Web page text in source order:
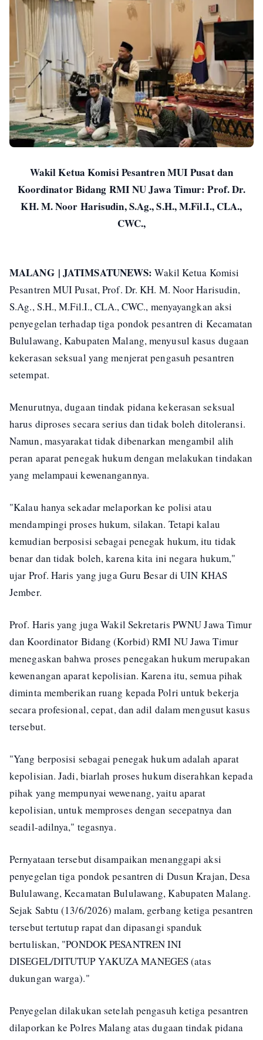
Wakil Ketua Komisi Pesantren MUI Pusat dan
Koordinator Bidang RMI NU Jawa Timur: Prof. Dr.
KH. M. Noor Harisudin, S.Ag., S.H., M.Fil.I., CLA.,
CWC.,
MALANG | JATIMSATUNEWS:Wakil Ketua Komisi
Pesantren MUI Pusat, Prof. Dr. KH. M. Noor Harisudin,
S.Ag., S.H., M.Fil.I., CLA., CWC., menyayangkan aksi
penyegelan terhadap tiga pondok pesantren di Kecamatan
Bululawang, Kabupaten Malang, menyusul kasus dugaan
kekerasan seksual yang menjerat pengasuh pesantren
setempat.
Menurutnya, dugaan tindak pidana kekerasan seksual
harus diproses secara serius dan tidak boleh ditoleransi.
Namun, masyarakat tidak dibenarkan mengambil alih
peran aparat penegak hukum dengan melakukan tindakan
yang melampaui kewenangannya.
"Kalau hanya sekadar melaporkan ke polisi atau
mendampingi proses hukum, silakan. Tetapi kalau
kemudian berposisi sebagai penegak hukum, itu tidak
benar dan tidak boleh, karena kita ini negara hukum,"
ujar Prof. Haris yang juga Guru Besar di UIN KHAS
Jember.
Prof. Haris yang juga Wakil Sekretaris PWNU Jawa Timur
dan Koordinator Bidang (Korbid) RMI NU Jawa Timur
menegaskan bahwa proses penegakan hukum merupakan
kewenangan aparat kepolisian. Karena itu, semua pihak
diminta memberikan ruang kepada Polri untuk bekerja
secara profesional, cepat, dan adil dalam mengusut kasus
tersebut.
"Yang berposisi sebagai penegak hukum adalah aparat
kepolisian. Jadi, biarlah proses hukum diserahkan kepada
pihak yang mempunyai wewenang, yaitu aparat
kepolisian, untuk memproses dengan secepatnya dan
seadil-adilnya," tegasnya.
Pernyataan tersebut disampaikan menanggapi aksi
penyegelan tiga pondok pesantren di Dusun Krajan, Desa
Bululawang, Kecamatan Bululawang, Kabupaten Malang.
Sejak Sabtu (13/6/2026) malam, gerbang ketiga pesantren
tersebut tertutup rapat dan dipasangi spanduk
bertuliskan, "PONDOK PESANTREN INI
DISEGEL/DITUTUP YAKUZA MANEGES (atas
dukungan warga)."
Penyegelan dilakukan setelah pengasuh ketiga pesantren
dilaporkan ke Polres Malang atas dugaan tindak pidana